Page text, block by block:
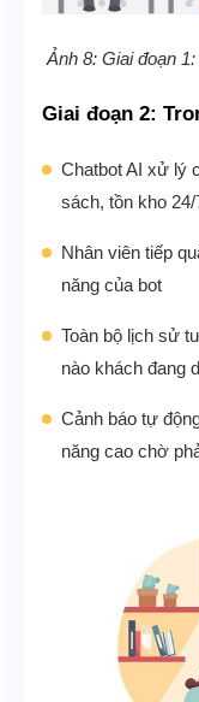
Ảnh 8: Giai đoạn
Giai đoạn 2:
Chatbot AI xử lý
sách, tồn kho 24/
Nhân viên tiếp
năng của bot
Toàn bộ lịch sử
nào khách đang
Cảnh báo tự
năng cao chờ